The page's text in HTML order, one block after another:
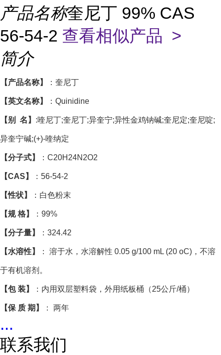
产品名称奎尼丁 99% CAS
56-54-2 查看相似产品 >
简介
【产品名称】 ：奎尼丁
【英文名称】 ：Quinidine
【别 名】 :喹尼丁;奎尼丁;异奎宁;异性金鸡钠碱;奎尼定;奎尼啶;
异奎宁碱;(+)-喹纳定
【分子式】 ：C20H24N2O2
【CAS】 ：56-54-2
【性状】 ：白色粉末
【规 格】 ：99%
【分子量】 ：324.42
【水溶性】 ： 溶于水，水溶解性 0.05 g/100 mL (20 oC)，不溶
于有机溶剂。
【包 装】 ：内用双层塑料袋，外用纸板桶（25公斤/桶）
【保 质 期】 ： 两年
...
联系我们